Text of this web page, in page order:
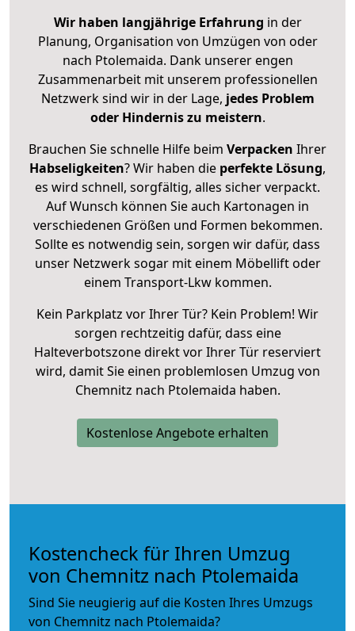
Wir haben langjährige Erfahrung in der
Planung, Organisation von Umzügen von oder
nach Ptolemaida. Dank unserer engen
Zusammenarbeit mit unserem professionellen
Netzwerk sind wir in der Lage, jedes Problem
oder Hindernis zu meistern.
Brauchen Sie schnelle Hilfe beim Verpacken Ihrer
Habseligkeiten? Wir haben die perfekte Lösung,
es wird schnell, sorgfältig, alles sicher verpackt.
Auf Wunsch können Sie auch Kartonagen in
verschiedenen Größen und Formen bekommen.
Sollte es notwendig sein, sorgen wir dafür, dass
unser Netzwerk sogar mit einem Möbellift oder
einem Transport-Lkw kommen.
Kein Parkplatz vor Ihrer Tür? Kein Problem! Wir
sorgen rechtzeitig dafür, dass eine
Halteverbotszone direkt vor Ihrer Tür reserviert
wird, damit Sie einen problemlosen Umzug von
Chemnitz nach Ptolemaida haben.
Kostenlose Angebote erhalten
Kostencheck für Ihren Umzug
von Chemnitz nach Ptolemaida
Sind Sie neugierig auf die Kosten Ihres Umzugs
von Chemnitz nach Ptolemaida?